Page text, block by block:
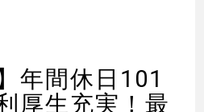
年間休日101
厚生充実！最